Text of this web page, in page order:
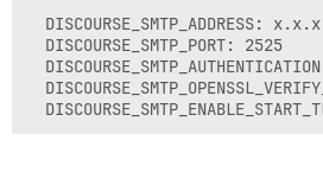
DISCOURSE_SMTP_ADDRESS:
  DISCOURSE_SMTP_PORT: 2525